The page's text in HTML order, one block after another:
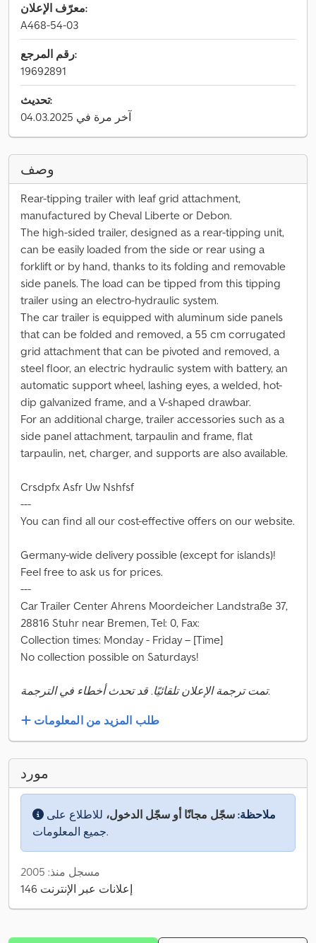
معرّف الإعلان:
A468-54-03
رقم المرجع:
19692891
تحديث:
آخر مرة في 04.03.2025
وصف
Rear-tipping trailer with leaf grid attachment,
manufactured by Cheval Liberte or Debon.
The high-sided trailer, designed as a rear-tipping unit,
can be easily loaded from the side or rear using a
forklift or by hand, thanks to its folding and removable
side panels. The load can be tipped from this tipping
trailer using an electro-hydraulic system.
The car trailer is equipped with aluminum side panels
that can be folded and removed, a 55 cm corrugated
grid attachment that can be pivoted and removed, a
steel floor, an electric hydraulic system with battery, an
automatic support wheel, lashing eyes, a welded, hot-
dip galvanized frame, and a V-shaped drawbar.
For an additional charge, trailer accessories such as a
side panel attachment, tarpaulin and frame, flat
tarpaulin, net, charger, and supports are also available.
Crsdpfx Asfr Uw Nshfsf
---
You can find all our cost-effective offers on our website.
Germany-wide delivery possible (except for islands)!
Feel free to ask us for prices.
---
Car Trailer Center Ahrens Moordeicher Landstraße 37,
28816 Stuhr near Bremen, Tel: 0, Fax:
Collection times: Monday - Friday – [Time]
No collection possible on Saturdays!
تمت ترجمة الإعلان تلقائيًا. قد تحدث أخطاء في الترجمة.
طلب المزيد من المعلومات
مورد
ملاحظة: سجّل مجانًا أو سجّل الدخول، للاطلاع على
جميع المعلومات.
مسجل منذ: 2005
146 إعلانات عبر الإنترنت